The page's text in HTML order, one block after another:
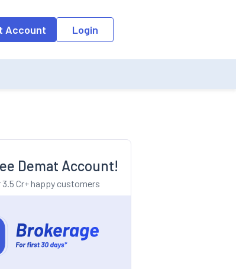
field, the suggestion list will be updated as per the
Account Login
Demat Account!
Cr+ happy customers